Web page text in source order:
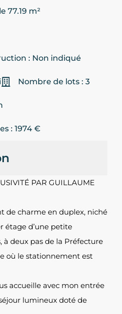
77.19 m²
: Non indiqué
Nombre de lots : 3
: 1974 €
PAR GUILLAUME
de charme en duplex, niché
étage d’une petite
deux pas de la Préfecture
où le stationnement est
accueille avec mon entrée
lumineux doté de